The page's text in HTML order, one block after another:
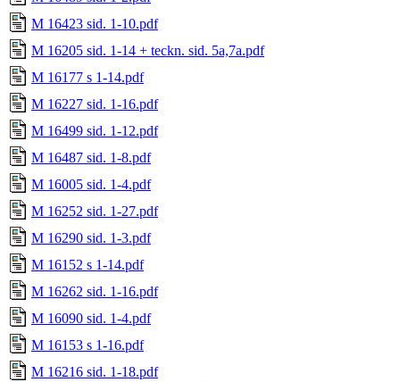
M 16423 sid. 1-10.pdf
M 16205 sid. 1-14 + teckn. sid. 5a,7a.pdf
M 16177 s 1-14.pdf
M 16227 sid. 1-16.pdf
M 16499 sid. 1-12.pdf
M 16487 sid. 1-8.pdf
M 16005 sid. 1-4.pdf
M 16252 sid. 1-27.pdf
M 16290 sid. 1-3.pdf
M 16152 s 1-14.pdf
M 16262 sid. 1-16.pdf
M 16090 sid. 1-4.pdf
M 16153 s 1-16.pdf
M 16216 sid. 1-18.pdf